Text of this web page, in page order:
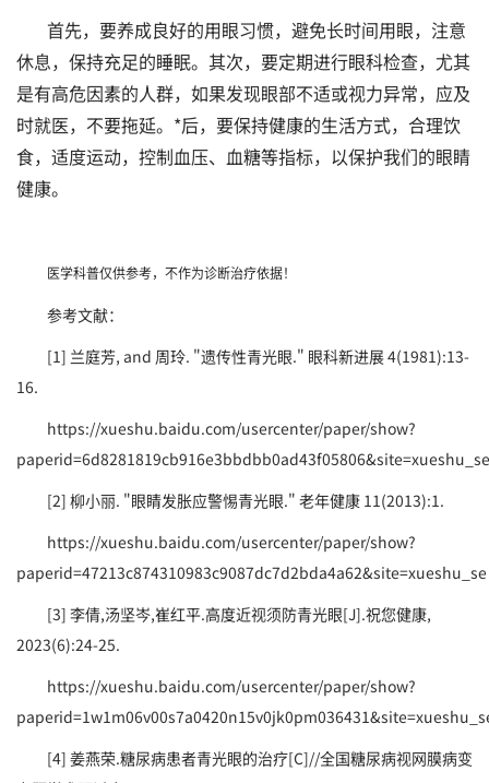
首先，要养成良好的用眼习惯，避免长时间用眼，注意
休息，保持充足的睡眠。其次，要定期进行眼科检查，尤其
是有高危因素的人群，如果发现眼部不适或视力异常，应及
时就医，不要拖延。*后，要保持健康的生活方式，合理饮
食，适度运动，控制血压、血糖等指标，以保护我们的眼睛
健康。
医学科普仅供参考，不作为诊断治疗依据！
参考文献：
[1] 兰庭芳, and 周玲. "遗传性青光眼." 眼科新进展 4(1981):13-
16.
https://xueshu.baidu.com/usercenter/paper/show?
paperid=6d8281819cb916e3bbdbb0ad43f05806&site=xueshu_se
[2] 柳小丽. "眼睛发胀应警惕青光眼." 老年健康 11(2013):1.
https://xueshu.baidu.com/usercenter/paper/show?
paperid=47213c874310983c9087dc7d2bda4a62&site=xueshu_se
[3] 李倩,汤坚岑,崔红平.高度近视须防青光眼[J].祝您健康,
2023(6):24-25.
https://xueshu.baidu.com/usercenter/paper/show?
[4] 姜燕荣.糖尿病患者青光眼的治疗[C]//全国糖尿病视网膜病变